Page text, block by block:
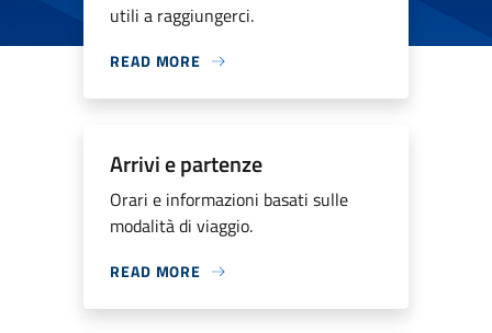
utili a raggiungerci.
READ MORE
Arrivi e partenze
Orari e informazioni basati sulle
modalità di viaggio.
READ MORE